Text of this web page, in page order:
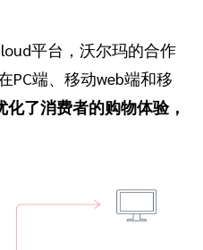
平台，沃尔玛的合作
PC端、移动web端和移
化了消费者的购物体验，